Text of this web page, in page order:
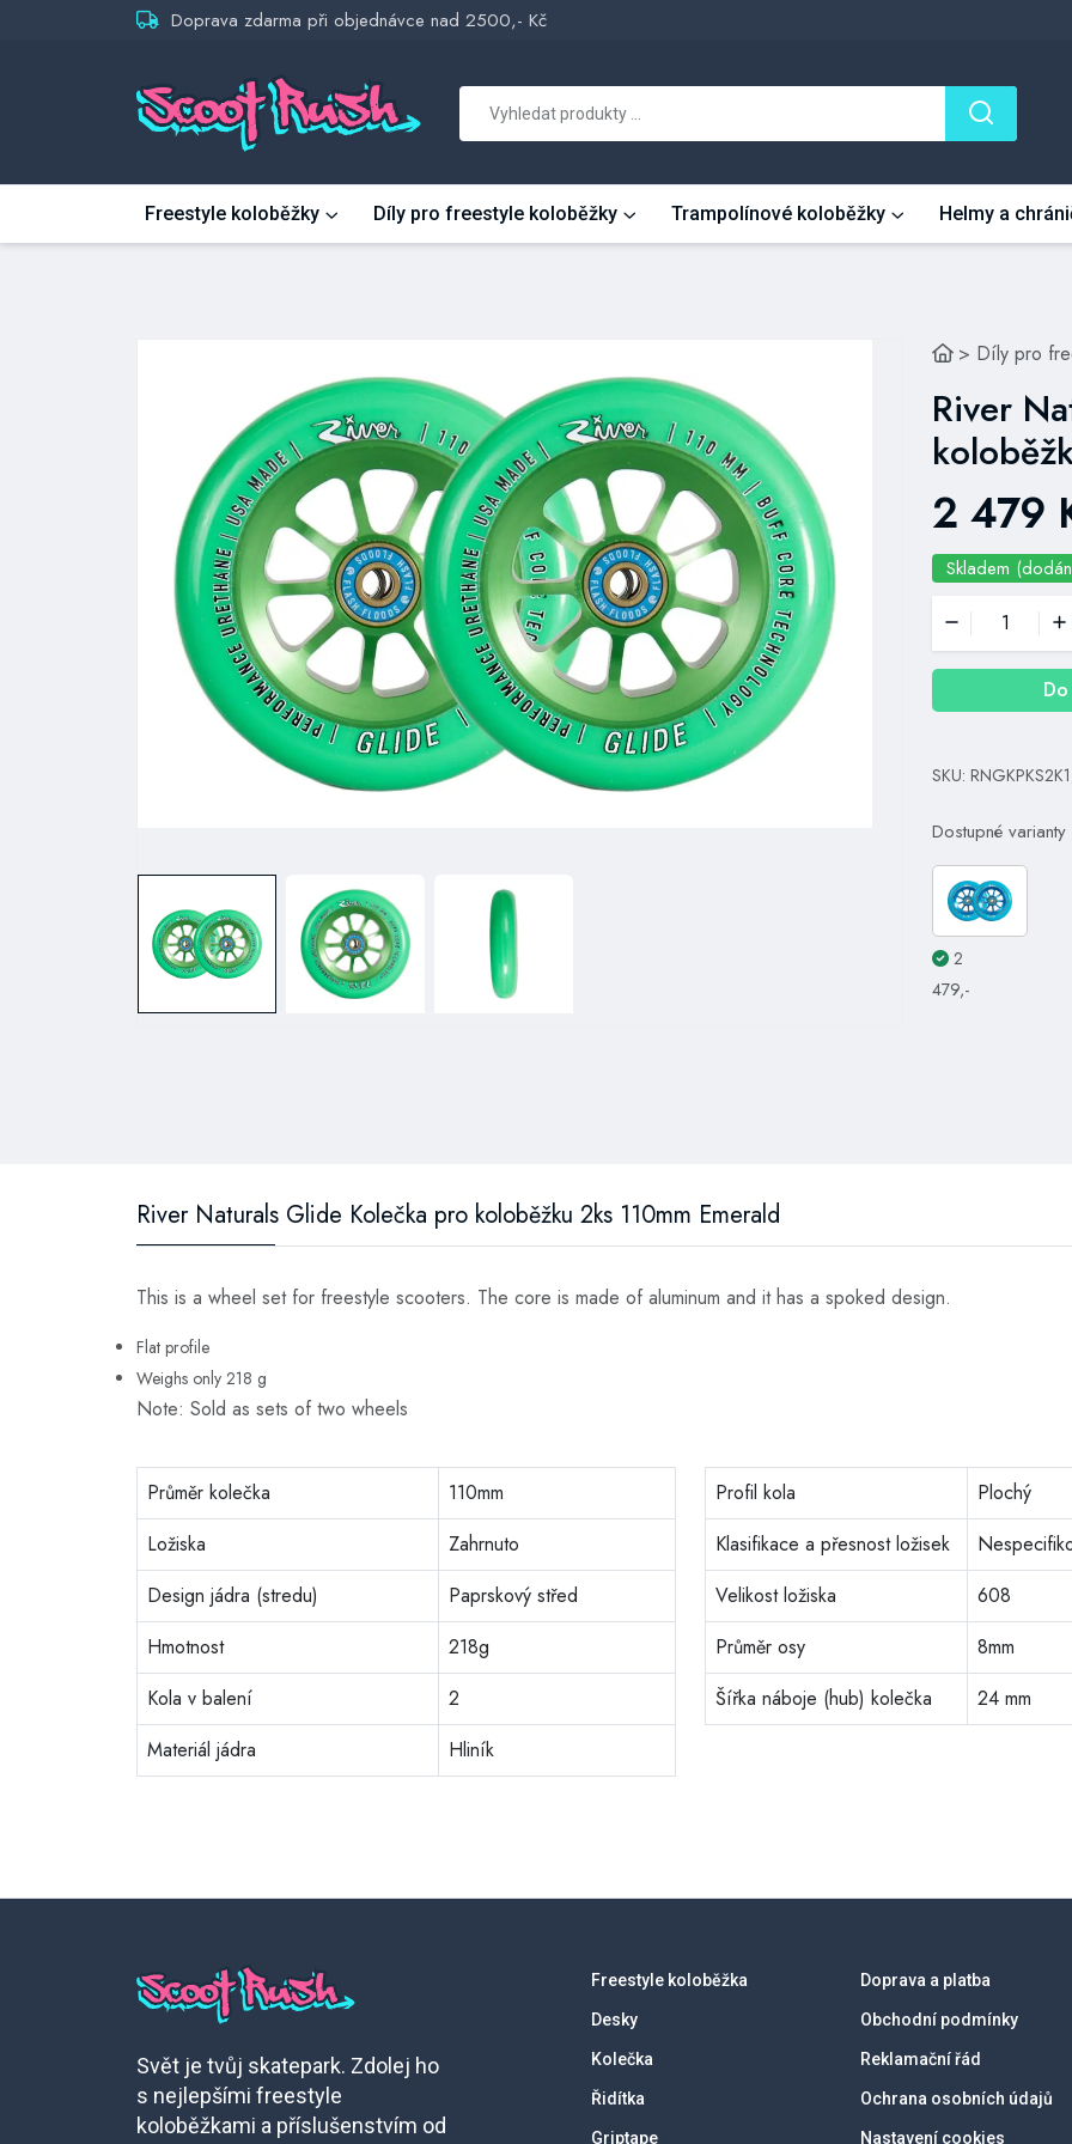
Doprava zdarma při objednávce nad 2500,- Kč
Freestyle koloběžky Díly pro freestyle koloběžky Trampolínové koloběžky Helmy a
> Díly pro
River
2 479
Skladem
SKU:
Dostupné varianty
2
479,-
River Naturals Glide Kolečka pro koloběžku 2ks 110mm Emerald
This is a wheel set for freestyle scooters. The core is made of aluminum and it has a spoked design.
Flat profile
Weighs only 218 g
Note: Sold as sets of two wheels
Průměr kolečka
110mm
Ložiska
Zahrnuto
Design jádra (stredu)
Paprskový střed
Hmotnost
218g
Kola v balení
2
Materiál jádra
Hliník
Profil kola
Plochý
Klasifikace a přesnost ložisek
Velikost ložiska
608
Průměr osy
8mm
Šířka náboje (hub) kolečka
24 mm
Svět je tvůj skatepark. Zdolej ho
s nejlepšími freestyle
koloběžkami a příslušenstvím od
Freestyle koloběžka
Desky
Kolečka
Řidítka
Griptape
Doprava a platba
Obchodní podmínky
Reklamační řád
Ochrana osobních údajů
Nastavení cookies